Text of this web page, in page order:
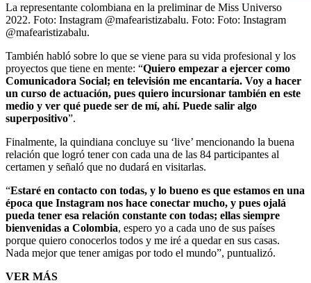
La representante colombiana en la preliminar de Miss Universo
2022. Foto: Instagram @mafearistizabalu. Foto: Foto: Instagram
@mafearistizabalu.
También habló sobre lo que se viene para su vida profesional y los
proyectos que tiene en mente: “Quiero empezar a ejercer como
Comunicadora Social; en televisión me encantaría. Voy a hacer
un curso de actuación, pues quiero incursionar también en este
medio y ver qué puede ser de mí, ahí. Puede salir algo
superpositivo”.
Finalmente, la quindiana concluye su ‘live’ mencionando la buena
relación que logró tener con cada una de las 84 participantes al
certamen y señaló que no dudará en visitarlas.
“Estaré en contacto con todas, y lo bueno es que estamos en una
época que Instagram nos hace conectar mucho, y pues ojalá
pueda tener esa relación constante con todas; ellas siempre
bienvenidas a Colombia, espero yo a cada uno de sus países
porque quiero conocerlos todos y me iré a quedar en sus casas.
Nada mejor que tener amigas por todo el mundo”, puntualizó.
VER MÁS